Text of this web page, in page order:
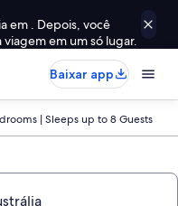
em . Depois, você
em um só lugar.
Baixar app
| Sleeps up to 8 Guests